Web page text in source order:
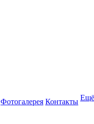
Фотогалерея Контакты Ещё